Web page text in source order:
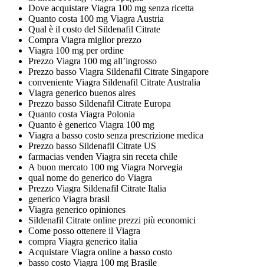
Dove acquistare Viagra 100 mg senza ricetta
Quanto costa 100 mg Viagra Austria
Qual è il costo del Sildenafil Citrate
Compra Viagra miglior prezzo
Viagra 100 mg per ordine
Prezzo Viagra 100 mg all’ingrosso
Prezzo basso Viagra Sildenafil Citrate Singapore
conveniente Viagra Sildenafil Citrate Australia
Viagra generico buenos aires
Prezzo basso Sildenafil Citrate Europa
Quanto costa Viagra Polonia
Quanto è generico Viagra 100 mg
Viagra a basso costo senza prescrizione medica
Prezzo basso Sildenafil Citrate US
farmacias venden Viagra sin receta chile
A buon mercato 100 mg Viagra Norvegia
qual nome do generico do Viagra
Prezzo Viagra Sildenafil Citrate Italia
generico Viagra brasil
Viagra generico opiniones
Sildenafil Citrate online prezzi più economici
Come posso ottenere il Viagra
compra Viagra generico italia
Acquistare Viagra online a basso costo
basso costo Viagra 100 mg Brasile